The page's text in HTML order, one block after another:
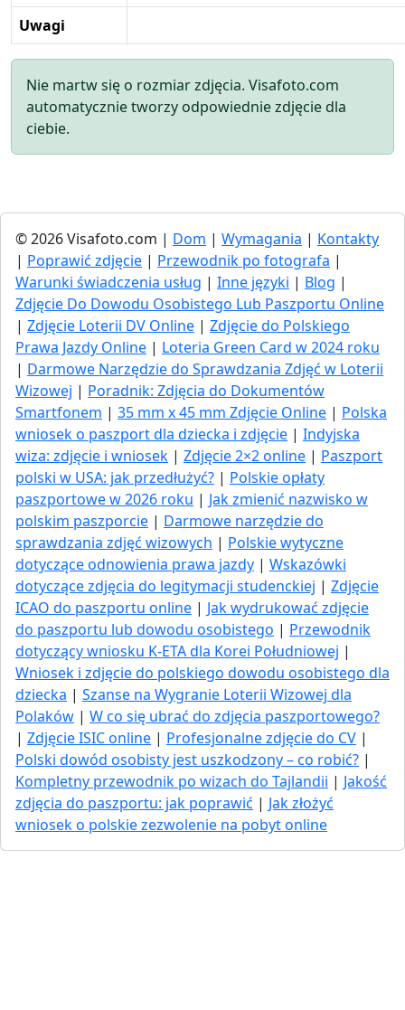
Uwagi
Nie martw się o rozmiar zdjęcia. Visafoto.com
automatycznie tworzy odpowiednie zdjęcie dla
ciebie.
© 2026 Visafoto.com | Dom | Wymagania | Kontakty
| Poprawić zdjęcie | Przewodnik po fotografa |
Warunki świadczenia usług | Inne języki | Blog |
Zdjęcie Do Dowodu Osobistego Lub Paszportu Online
| Zdjęcie Loterii DV Online | Zdjęcie do Polskiego
Prawa Jazdy Online | Loteria Green Card w 2024 roku
| Darmowe Narzędzie do Sprawdzania Zdjęć w Loterii
Wizowej | Poradnik: Zdjęcia do Dokumentów
Smartfonem | 35 mm x 45 mm Zdjęcie Online | Polska
wniosek o paszport dla dziecka i zdjęcie | Indyjska
wiza: zdjęcie i wniosek | Zdjęcie 2×2 online | Paszport
polski w USA: jak przedłużyć​? | Polskie opłaty
paszportowe w 2026 roku | Jak zmienić nazwisko w
polskim paszporcie | Darmowe narzędzie do
sprawdzania zdjęć wizowych | Polskie wytyczne
dotyczące odnowienia prawa jazdy | Wskazówki
dotyczące zdjęcia do legitymacji studenckiej | Zdjęcie
ICAO do paszportu online | Jak wydrukować zdjęcie
do paszportu lub dowodu osobistego | Przewodnik
dotyczący wniosku K-ETA dla Korei Południowej |
Wniosek i zdjęcie do polskiego dowodu osobistego dla
dziecka | Szanse na Wygranie Loterii Wizowej dla
Polaków | W co się ubrać do zdjęcia paszportowego?
| Zdjęcie ISIC online | Profesjonalne zdjęcie do CV |
Polski dowód osobisty jest uszkodzony – co robić? |
Kompletny przewodnik po wizach do Tajlandii | Jakość
zdjęcia do paszportu: jak poprawić | Jak złożyć
wniosek o polskie zezwolenie na pobyt online